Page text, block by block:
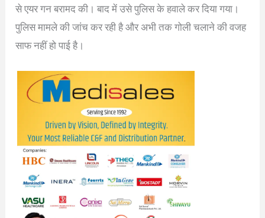
से एयर गन बरामद की। बाद में उसे पुलिस के हवाले कर दिया गया।
पुलिस मामले की जांच कर रही है और अभी तक गोली चलाने की वजह
साफ नहीं हो पाई है।